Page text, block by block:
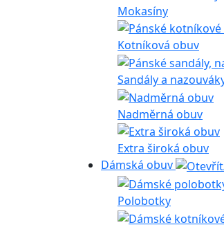
Mokasíny
Kotníková obuv
Sandály a
Nadměrná obuv
Extra široká obuv
Dámská obuv
Polobotky